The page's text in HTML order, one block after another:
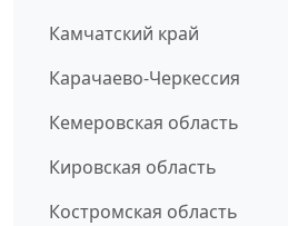
Камчатский край
Карачаево-Черкессия
Кемеровская область
Кировская область
Костромская область